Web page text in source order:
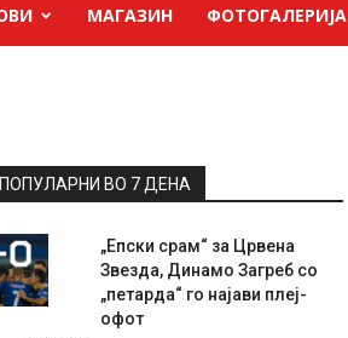
МАГАЗИН ФОТОГАЛЕРИЈА
ВО 7 ДЕНА
„Епски срам“ за Црвена
Звезда, Динамо Загреб со
„петарда“ го најави плеј-
офот